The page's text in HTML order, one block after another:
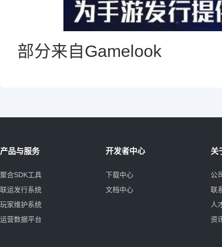
部分来自Gamelook
产品与服务
聚合SDK工具
联运发行系统
玩家维护系统
运营数据平台
开发者中心
下载中心
文档中心
关
公
联
人
资